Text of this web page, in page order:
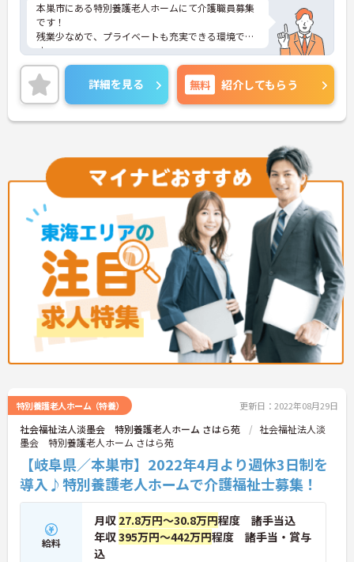
本巣市にある特別養護老人ホームにて介護職員募集
です！
残業少なめで、プライベートも充実できる環境で
す。
単身用の住宅もあり、すぐに就業できる環境が整っ
ています◎
ご興味ある方には、面接のポイントなど、さらに詳
細をお話致しますのでお気軽にご相談ください。
詳細を見る 無料 紹介してもらう
特別養護老人ホーム（特養） 更新日：2022年08月29日
社会福祉法人淡墨会 特別養護老人ホーム さはら苑
社会福祉法人淡
墨会 特別養護老人ホーム さはら苑
【岐阜県／本巣市】2022年4月より週休3日制を
導入♪特別養護老人ホームで介護福祉士募集！
給料
月収 27.8万円～30.8万円程度 諸手当込
年収395万円～442万円程度 諸手当・賞与
込